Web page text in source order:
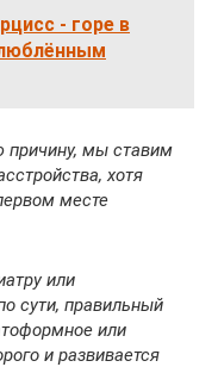
- горе в
причину, мы ставим
хотя
месте
или
сути, правильный
или
и развивается